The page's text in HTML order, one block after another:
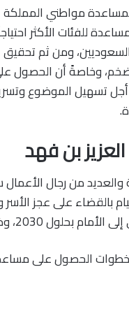
بمساعدة مواطني
للفئات الأكثر
ومن ثم تحقيق
ضخم، وخاصةً أن الحصول
تسهيل الموضوع
بن فهد
والعديد من رجال
بالقضاء على عجز الأسر
تطبيقاً لأهداف ورؤية المملكة.
الحصول على مساعدة